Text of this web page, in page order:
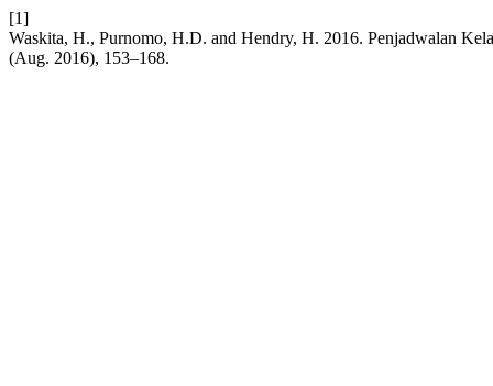
[1]
Waskita, H., Purnomo, H.D. and Hendry, H. 2016. Penjadwalan
(Aug. 2016), 153–168.